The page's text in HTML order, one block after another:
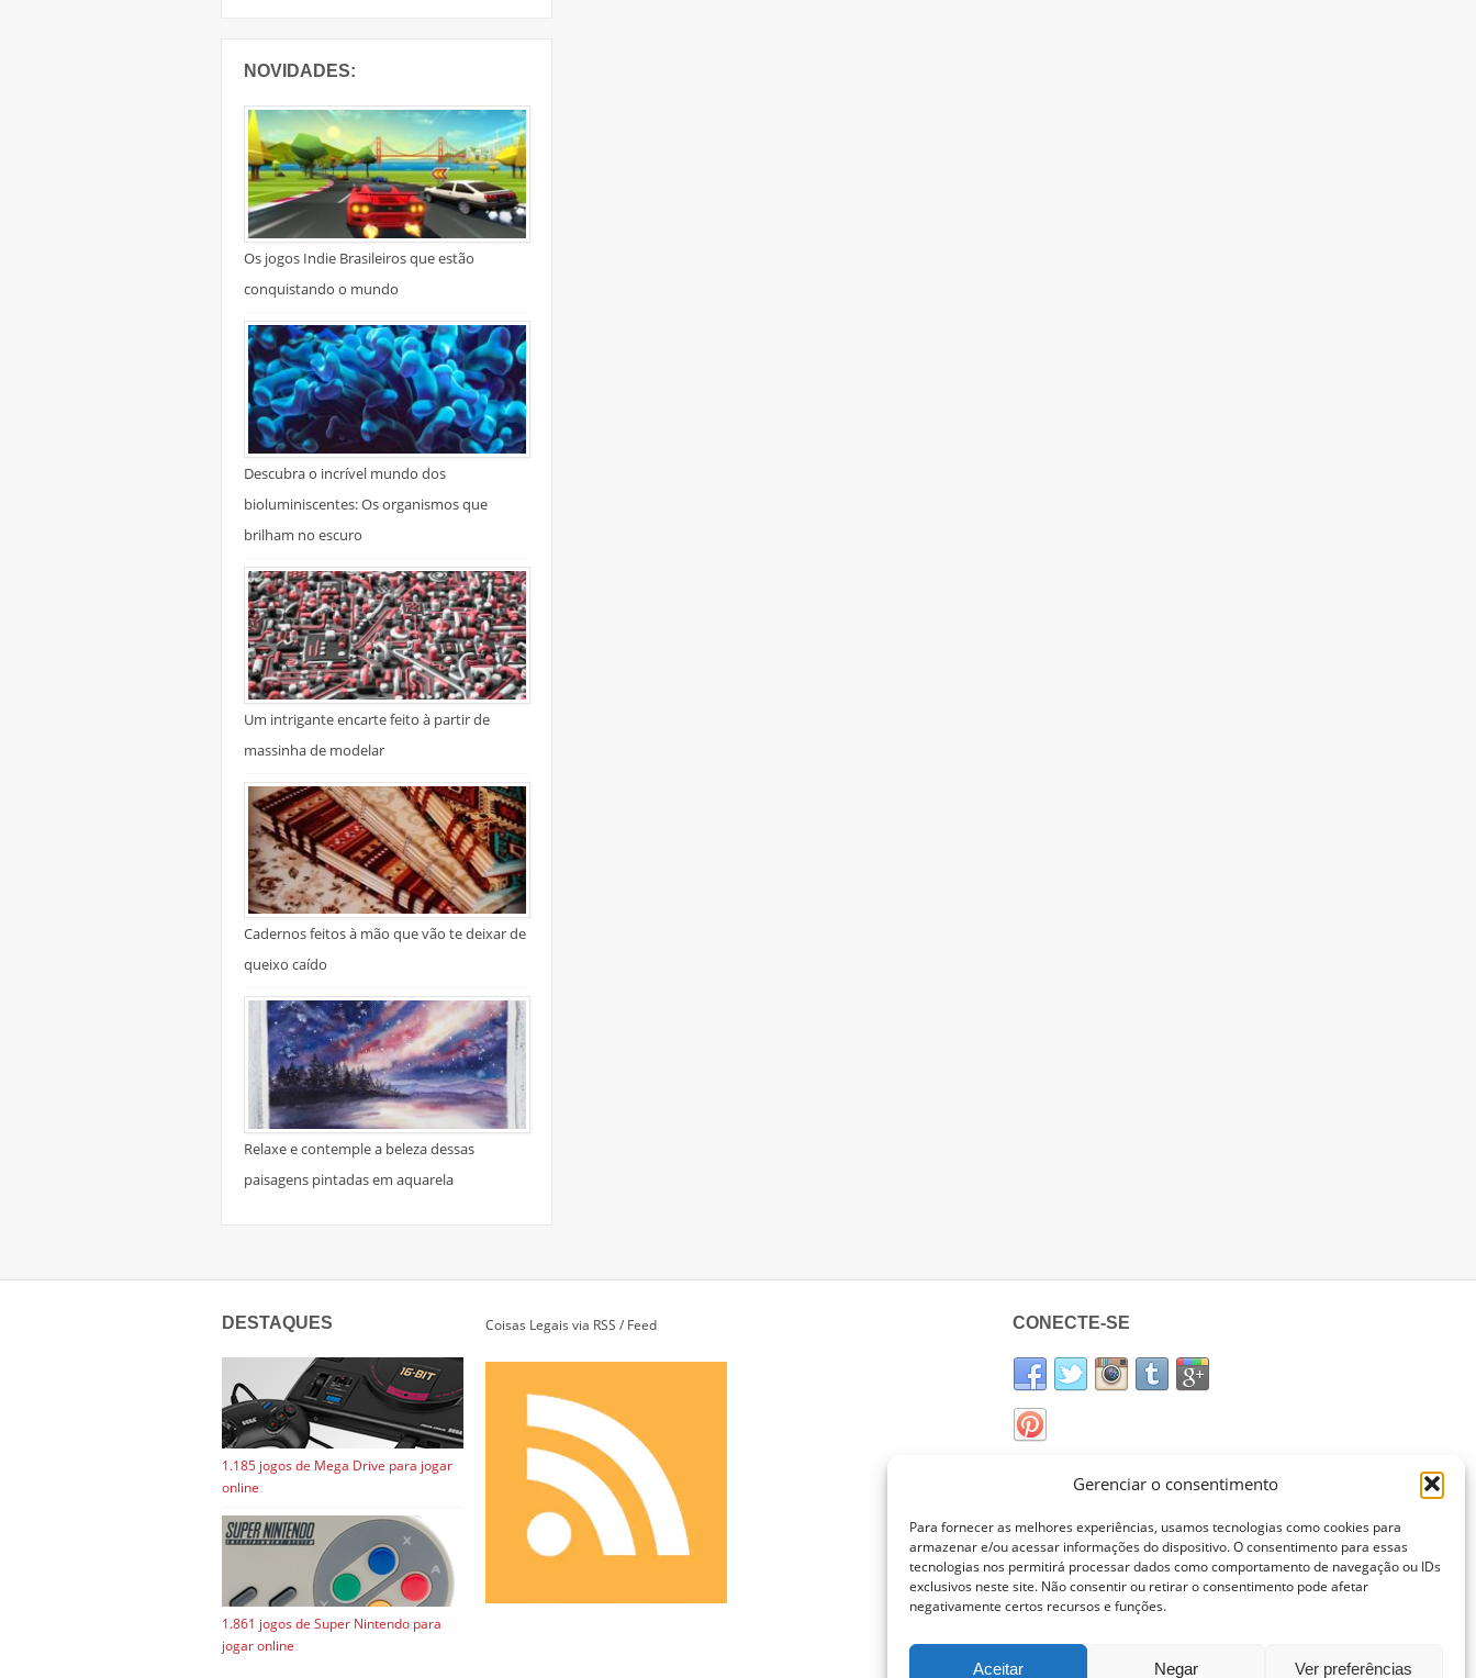
Gerenciar o consentimento
Para fornecer as melhores experiências, usamos tecnologias como cookies para
armazenar e/ou acessar informações do dispositivo. O consentimento para essas
tecnologias nos permitirá processar dados como comportamento de navegação ou IDs
exclusivos neste site. Não consentir ou retirar o consentimento pode afetar
negativamente certos recursos e funções.
Aceitar Negar Ver preferências
NOVIDADES:
Os jogos Indie Brasileiros que estão
conquistando o mundo
Descubra o incrível mundo dos
bioluminiscentes: Os organismos que
brilham no escuro
Um intrigante encarte feito à partir de
massinha de modelar
Cadernos feitos à mão que vão te deixar de
queixo caído
Relaxe e contemple a beleza dessas
paisagens pintadas em aquarela
DESTAQUES
1.185 jogos de Mega Drive para jogar
online
1.861 jogos de Super Nintendo para
jogar online
Coisas Legais via RSS / Feed CONECTE-SE